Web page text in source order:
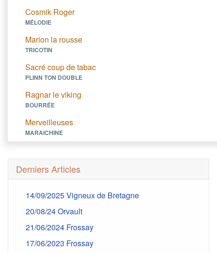
Cosmik Roger
MÉLODIE
Marion la rousse
TRICOTIN
Sacré coup de tabac
PLINN TON DOUBLE
Ragnar le viking
BOURRÉE
Merveilleuses
MARAICHINE
Derniers Articles
14/09/2025 Vigneux de Bretagne
20/08/24 Orvault
21/06/2024 Frossay
17/06/2023 Frossay